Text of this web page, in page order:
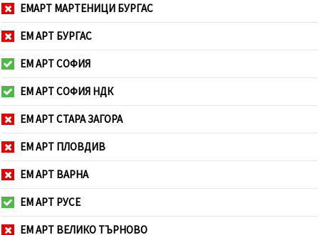
ЕМАРТ МАРТЕНИЦИ БУРГАС
ЕМ АРТ БУРГАС
ЕМ АРТ СОФИЯ
ЕМ АРТ СОФИЯ НДК
ЕМ АРТ СТАРА ЗАГОРА
ЕМ АРТ ПЛОВДИВ
ЕМ АРТ ВАРНА
ЕМ АРТ РУСЕ
ЕМ АРТ ВЕЛИКО ТЪРНОВО